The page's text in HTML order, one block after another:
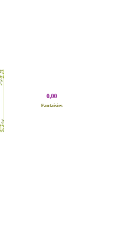
0,00
Fantaisies